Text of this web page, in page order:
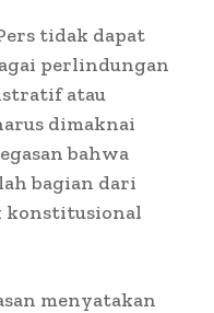
tidak dapat
perlindungan
atau
dimaknai
bahwa
bagian dari
konstitusional
menyatakan